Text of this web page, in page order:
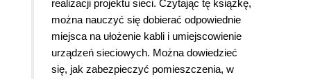
realizacji projektu sieci. Czytając tę książkę,
można nauczyć się dobierać odpowiednie
miejsca na ułożenie kabli i umiejscowienie
urządzeń sieciowych. Można dowiedzieć
się, jak zabezpieczyć pomieszczenia, w